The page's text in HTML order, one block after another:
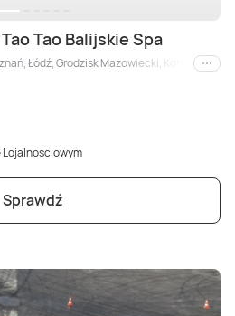
Tao Balijskie Spa
Łódź, Grodzisk Mazowiecki, Konin, Płock,
i inne
Lojalnościowym
Sprawdź